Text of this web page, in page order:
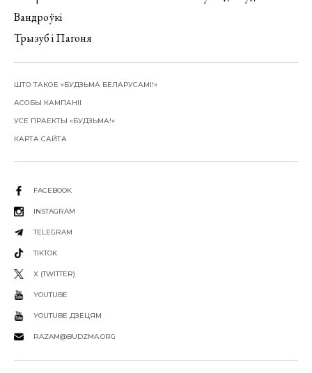
Вандроўкі
Трызуб і Пагоня
ШТО ТАКОЕ «БУДЗЬМА БЕЛАРУСАМІ!»
АСОБЫ КАМПАНІІ
УСЕ ПРАЕКТЫ «БУДЗЬМА!»
КАРТА САЙТА
FACEBOOK
INSTAGRAM
TELEGRAM
TIKTOK
X (TWITTER)
YOUTUBE
YOUTUBE ДЗЕЦЯМ
RAZAM@BUDZMA.ORG